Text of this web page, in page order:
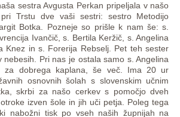
sestra Avgusta Perkan pripeljala v našo
Trstu dve vaši sestri: sestro Metodijo
Botka. Pozneje so prišle k nam še: s.
Ivančič, s. Bertila Keržič, s. Angelina
Knez in s. Forerija Rebselj. Pet teh sester
nebesih. Pri nas je ostala samo s. Angelina
za dobrega kaplana, še več. Ima 20 ur
osnovnih šolah s slovenskim učnim
skrbi za našo cerkev s pomočjo dveh
izven šole in jih uči petja. Poleg tega
nabožni tisk po vseh naših župnijah na